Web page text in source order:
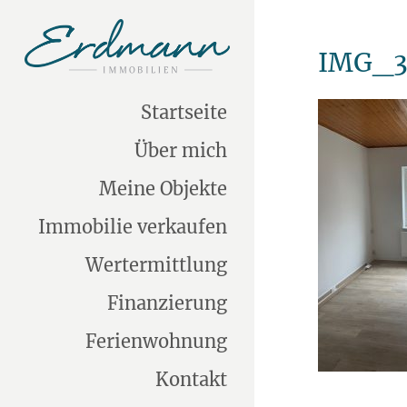
Startseite
Über mich
Meine Objekte
Immobilie verkaufen
Wertermittlung
Finanzierung
Ferienwohnung
Kontakt